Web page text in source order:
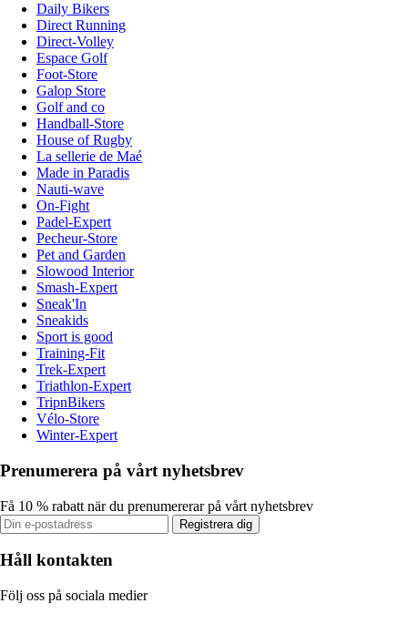
Daily Bikers
Direct Running
Direct-Volley
Espace Golf
Foot-Store
Galop Store
Golf and co
Handball-Store
House of Rugby
La sellerie de Maé
Made in Paradis
Nauti-wave
On-Fight
Padel-Expert
Pecheur-Store
Pet and Garden
Slowood Interior
Smash-Expert
Sneak'In
Sneakids
Sport is good
Training-Fit
Trek-Expert
Triathlon-Expert
TripnBikers
Vélo-Store
Winter-Expert
Prenumerera på vårt nyhetsbrev
Få 10 % rabatt när du prenumererar på vårt nyhetsbrev
Registrera dig
Håll kontakten
Följ oss på sociala medier